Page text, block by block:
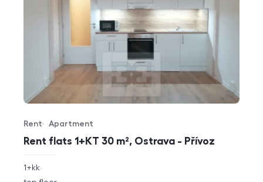
Rent flats 1+KT 30 m², Ostrava - Přívoz
Offer type
Rent
Property type
Apartment
rozměry
disposition
1+kk